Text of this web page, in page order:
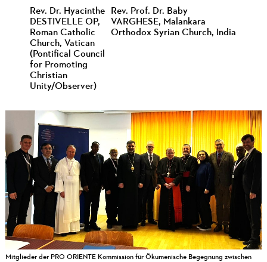
Rev. Dr. Hyacinthe
DESTIVELLE OP,
Roman Catholic
Church, Vatican
(Pontifical Council
for Promoting
Christian
Unity/Observer)
Rev. Prof. Dr. Baby
VARGHESE, Malankara
Orthodox Syrian Church, India
Mitglieder der PRO ORIENTE Kommission für Ökumenische Begegnung zwischen